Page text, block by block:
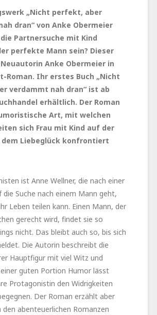
„Nicht perfekt, aber
dran“ von Anke Obermeier
Partnersuche mit Kind
perfekte Mann sein? Dieser
Anke Obermeier in
Roman. Ihr erstes Buch „Nicht
verdammt nah dran“ ist ab
erhältlich. Der Roman
Art, mit welchen
sich Frau mit Kind auf der
dem Liebeglück konfrontiert
ist Anne Wellner, die nach einer
die Suche nach einem Mann geht,
Leben teilen kann. Einen Mann, der
gerecht wird, findet sie so
nicht. Das bleibt auch so, bis sich
Die Autorin beschreibt die
Hauptfigur mit viel Witz und
guten Portion Humor lässt
Protagonistin den Widrigkeiten
Der Roman erzählt aber
abenteuerlichen Romanzen